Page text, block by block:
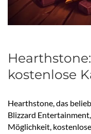
kostenlose
Hearthstone, das
Blizzard
Möglichkeit,